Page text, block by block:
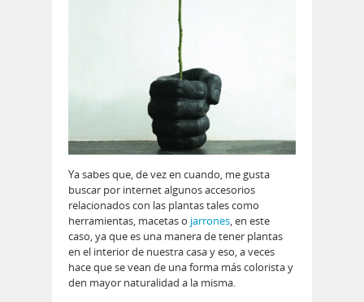
Ya sabes que, de vez en cuando, me gusta
buscar por internet algunos accesorios
relacionados con las plantas tales como
herramientas, macetas o jarrones, en este
caso, ya que es una manera de tener plantas
en el interior de nuestra casa y eso, a veces
hace que se vean de una forma más colorista y
den mayor naturalidad a la misma.